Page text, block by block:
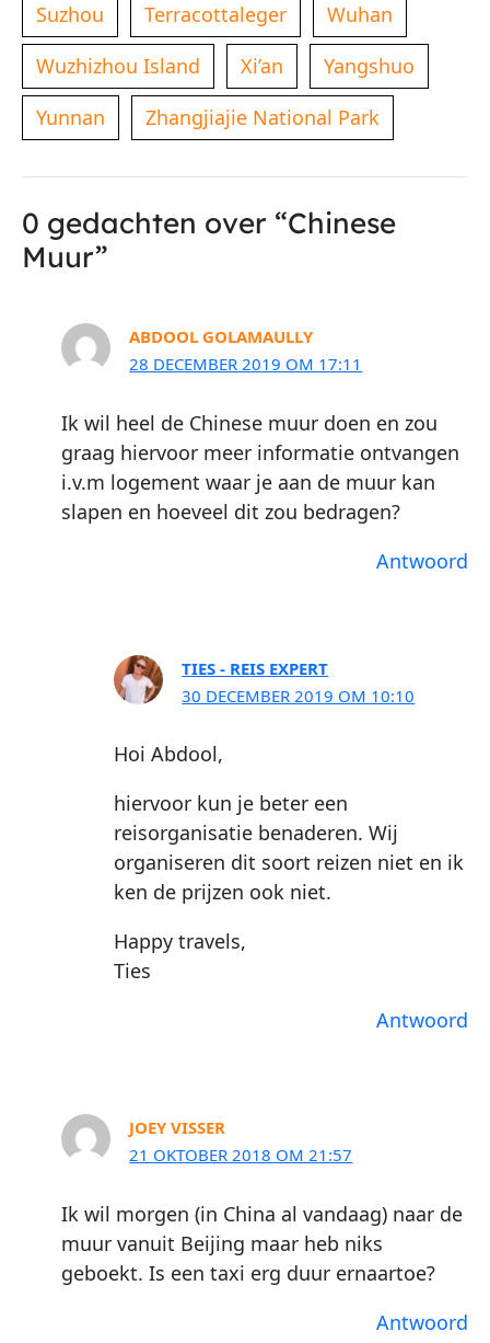
Suzhou
Terracottaleger
Wuhan
Wuzhizhou Island
Xi’an
Yangshuo
Yunnan
Zhangjiajie National Park
0 gedachten over “Chinese
Muur”
ABDOOL GOLAMAULLY
28 DECEMBER 2019 OM 17:11
Ik wil heel de Chinese muur doen en zou
graag hiervoor meer informatie ontvangen
i.v.m logement waar je aan de muur kan
slapen en hoeveel dit zou bedragen?
Antwoord
TIES - REIS EXPERT
30 DECEMBER 2019 OM 10:10
Hoi Abdool,
hiervoor kun je beter een
reisorganisatie benaderen. Wij
organiseren dit soort reizen niet en ik
ken de prijzen ook niet.
Happy travels,
Ties
Antwoord
JOEY VISSER
21 OKTOBER 2018 OM 21:57
Ik wil morgen (in China al vandaag) naar de
muur vanuit Beijing maar heb niks
geboekt. Is een taxi erg duur ernaartoe?
Antwoord